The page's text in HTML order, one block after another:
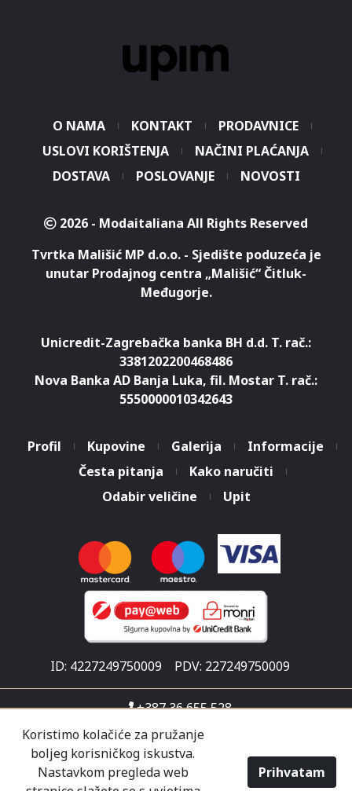
Koristimo kolačiće za pružanje
boljeg korisničkog iskustva.
Nastavkom pregleda web
Prihvatam
O NAMA KONTAKT
PRODAVNICE
USLOVI KORIŠTENJA
NAČINI PLAĆANJA
DOSTAVA
POSLOVANJE NOVOSTI
2026 - Modaitaliana All Rights Reserved
Tvrtka Mališić MP d.o.o. - Sjedište poduzeća je
unutar Prodajnog centra „Mališić“ Čitluk-
Međugorje.
Unicredit-Zagrebačka banka BH d.d. T. rač.:
3381202200468486
Nova Banka AD Banja Luka, fil. Mostar T. rač.:
5550000010342643
Profil Kupovine Galerija
Informacije
Česta pitanja
Kako naručiti
Odabir veličine
Upit
ID: 4227249750009 PDV: 227249750009
+387 36 655 528
info@malisicshop.ba
Put za Ljubuški 1
Pon-sub 07:30 - 21:00